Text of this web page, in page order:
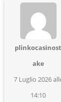
plinkocasinost
ake
7 Luglio 2026
14:10